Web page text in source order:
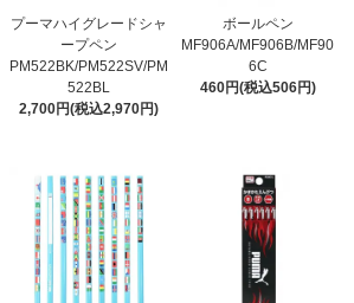
プーマハイグレードシャ
ープペン
PM522BK/PM522SV/PM
522BL
2,700円(税込2,970円)
ボールペン
MF906A/MF906B/MF90
6C
460円(税込506円)